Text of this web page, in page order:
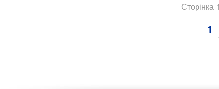
Сторінка
1